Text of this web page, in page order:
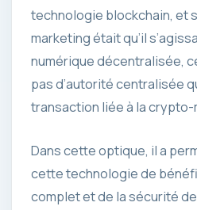
technologie blockchain, et
marketing était qu’il
numérique décentralisée,
pas d’autorité centralisée
transaction liée à la crypto-
Dans cette optique, il a
cette technologie de
complet et de la sécurité